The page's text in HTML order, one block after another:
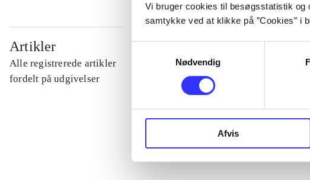
Vi bruger cookies til besøgsstatistik
samtykke ved at klikke på ”Cookies” i
Nødvendig
Afvis
Artikler
Alle registrerede artikler
fordelt på udgivelser
...